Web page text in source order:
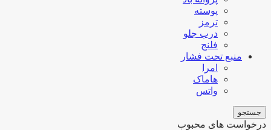
پوسته
ترمز
درب جلو
فلنج
منبع تحت فشار
امرا
هاماک
واتس
جستجو
درخواست های محبوب